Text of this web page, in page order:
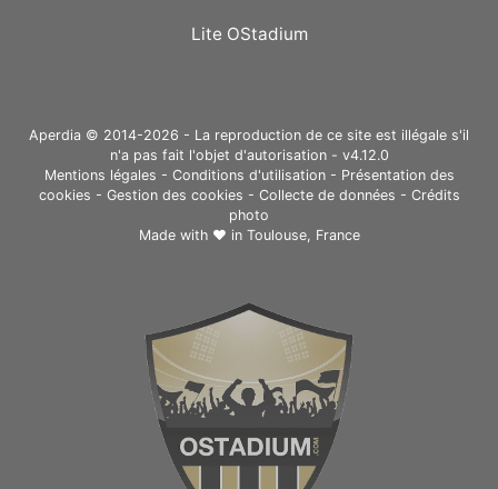
Lite OStadium
Aperdia © 2014-2026 - La reproduction de ce site est illégale s'il
n'a pas fait l'objet d'autorisation - v4.12.0
Mentions légales - Conditions d'utilisation- Présentation des
cookies - Gestion des cookies - Collecte de données - Crédits
photo
Made with ❤ in Toulouse, France